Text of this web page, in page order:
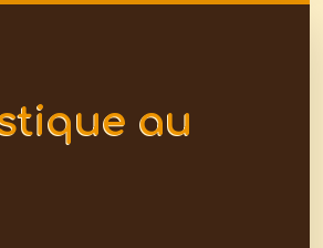
au